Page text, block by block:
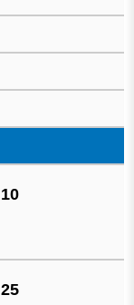
10
25